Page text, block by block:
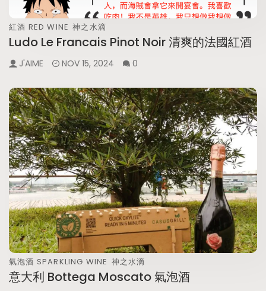
紅酒 RED WINE 神之水滴
Ludo Le Francais Pinot Noir 清爽的法國紅酒
J'AIME NOV 15, 2024 0
氣泡酒 SPARKLING WINE 神之水滴
意大利 Bottega Moscato 氣泡酒